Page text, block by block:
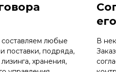
составляем любые
поставки, подряда,
хранения,
В